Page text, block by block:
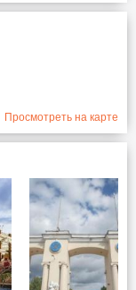
Просмотреть на карте